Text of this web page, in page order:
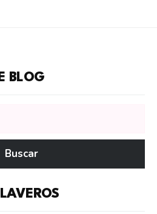
BLOG
Buscar